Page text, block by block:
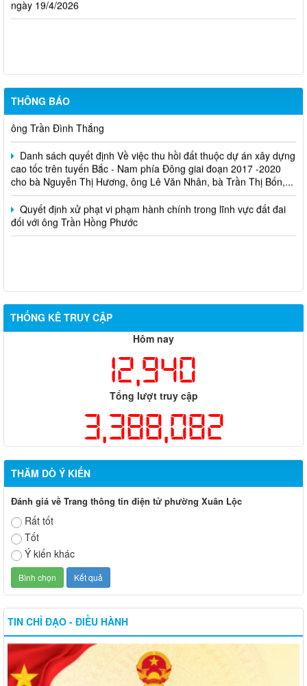
THÔNG BÁO
Cuộc thi trực tuyến tìm hiểu pháp luật năm 2026.
Niêm yết công khai về việc mất Giấy chứng nhận đã cấp cho
ông Trần Đình Thắng
Danh sách quyết định Về việc thu hồi đất thuộc dự án xây dựng
cao tốc trên tuyến Bắc - Nam phía Đông giai đoạn 2017 -2020
cho bà Nguyễn Thị Hương, ông Lê Văn Nhân, bà Trần Thị Bốn,...
Quyết định xử phạt vi phạm hành chính trong lĩnh vực đất đai
đối với ông Trần Hồng Phước
THỐNG KÊ TRUY CẬP
Hôm nay
12,940
Tổng lượt truy cập
3,388,082
THĂM DÒ Ý KIẾN
Đánh giá về Trang thông tin điện tử phường Xuân Lộc
Rất tốt
Tốt
Ý kiến khác
TIN CHỈ ĐẠO - ĐIỀU HÀNH